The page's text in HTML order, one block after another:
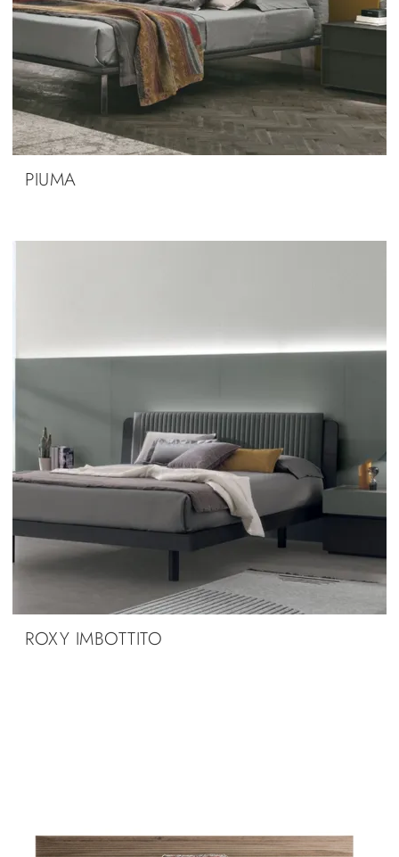
PIUMA
ROXY IMBOTTITO